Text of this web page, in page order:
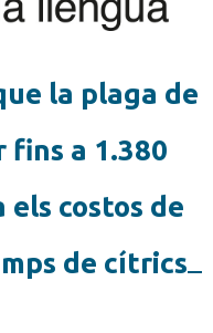
la plaga de
fins a 1.380
costos de
de cítrics